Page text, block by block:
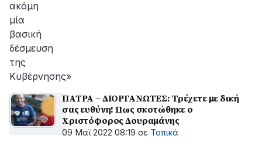
ακόμη
μία
βασική
δέσμευση
της
Κυβέρνησης»
ΠΑΤΡΑ – ΔΙΟΡΓΑΝΩΤΕΣ: Τρέχετε με δική
σας ευθύνη! Πως σκοτώθηκε ο
Χριστόφορος Δουραμάνης
09 Μαϊ 2022 08:19 σε Τοπικά